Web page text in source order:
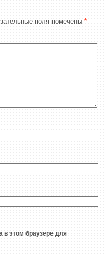
поля помечены *
в этом браузере для